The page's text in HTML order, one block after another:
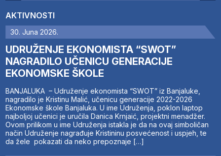
AKTIVNOSTI
30. Juna 2026.
UDRUŽENJE EKONOMISTA “SWOT”
NAGRADILO UČENICU GENERACIJE
EKONOMSKE ŠKOLE
BANJALUKA – Udruženje ekonomista “SWOT” iz Banjaluke,
nagradilo je Kristinu Malić, učenicu generacije 2022-2026
Ekonomske škole Banjaluka. U ime Udruženja, poklon laptop
najboljoj učenici je uručila Danica Krnjaić, projektni menadžer.
Ovom prilikom u ime Udruženja istakla je da na ovaj simboličan
način Udruženje nagrađuje Kristininu posvećenost i uspjeh, te
da žele pokazati da neko prepoznaje […]